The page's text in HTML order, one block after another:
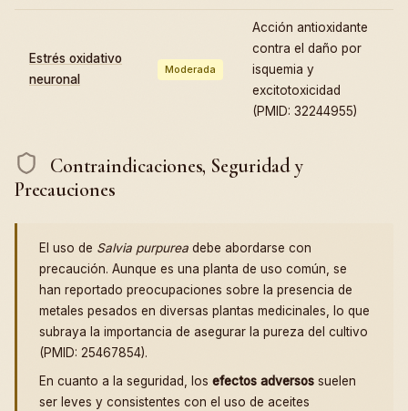
Estrés oxidativo
neuronal
Moderada
Acción antioxidante
contra el daño por
isquemia y
excitotoxicidad
(PMID: 32244955)
Contraindicaciones, Seguridad y
Precauciones
El uso de Salvia purpurea debe abordarse con
precaución. Aunque es una planta de uso común, se
han reportado preocupaciones sobre la presencia de
metales pesados en diversas plantas medicinales, lo que
subraya la importancia de asegurar la pureza del cultivo
(PMID: 25467854).
En cuanto a la seguridad, los efectos adversos suelen
ser leves y consistentes con el uso de aceites